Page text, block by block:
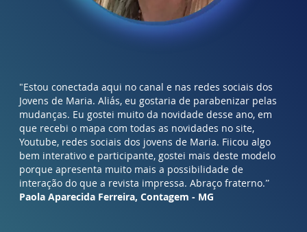
"Estou conectada aqui no canal e nas redes sociais dos
Jovens de Maria. Aliás, eu gostaria de parabenizar pelas
mudanças. Eu gostei muito da novidade desse ano, em
que recebi o mapa com todas as novidades no site,
Youtube, redes sociais dos jovens de Maria. Fiicou algo
bem interativo e participante, gostei mais deste modelo
porque apresenta muito mais a possibilidade de
interação do que a revista impressa. Abraço fraterno.”
Paola Aparecida Ferreira, Contagem - MG